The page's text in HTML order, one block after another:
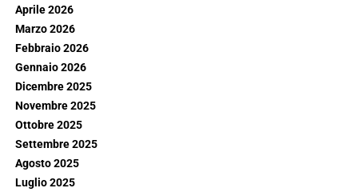
Aprile 2026
Marzo 2026
Febbraio 2026
Gennaio 2026
Dicembre 2025
Novembre 2025
Ottobre 2025
Settembre 2025
Agosto 2025
Luglio 2025